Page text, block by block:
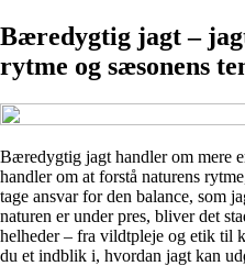
Bæredygtig jagt –
rytme og sæsonens
Bæredygtig jagt handler om mere
handler om at forstå naturens
tage ansvar for den balance, som
naturen er under pres, bliver det
helheder – fra vildtpleje og etik til
du et indblik i, hvordan jagt kan